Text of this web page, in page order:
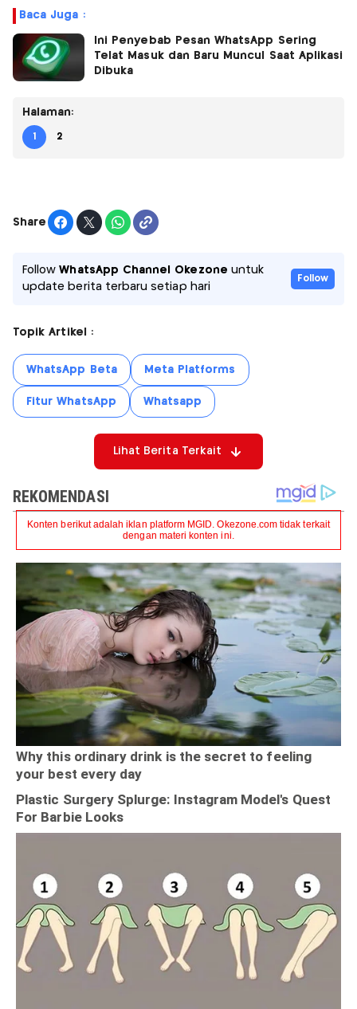
Baca Juga :
Ini Penyebab Pesan WhatsApp Sering
Telat Masuk dan Baru Muncul Saat Aplikasi
Dibuka
Halaman:
1 2
Share
FollowWhatsApp Channel Okezone untuk
update berita terbaru setiap hari
Follow
Topik Artikel :
WhatsApp Beta Meta Platforms
Fitur WhatsApp Whatsapp
Lihat Berita Terkait